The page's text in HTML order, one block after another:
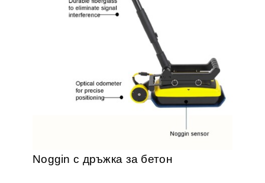
Noggin с дръжка за бетон